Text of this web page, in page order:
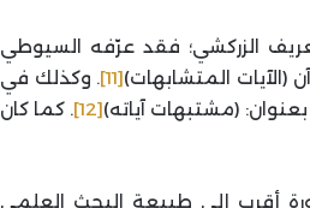
الزركشي؛ فقد عرّفه السيوطي
[11]
. وكذلك في
(مشتبهات آياته)[12]
. كما كان
أقرب إلى طبيعة البحث العلمي